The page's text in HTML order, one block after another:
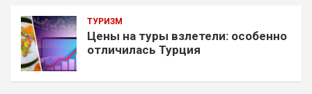
ТУРИЗМ
Цены на туры взлетели: особенно
отличилась Турция